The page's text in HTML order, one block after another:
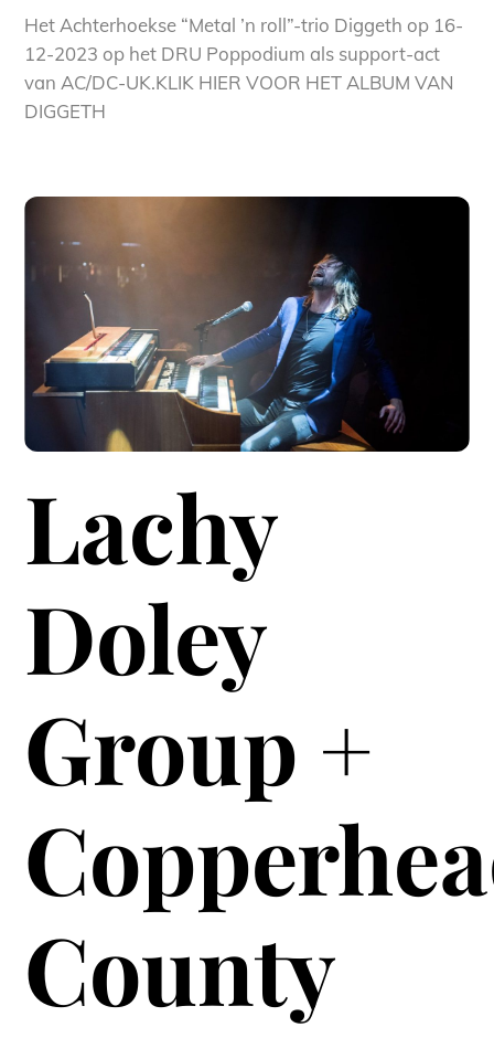
Het Achterhoekse “Metal ’n roll”-trio Diggeth op 16-
12-2023 op het DRU Poppodium als support-act
van AC/DC-UK.KLIK HIER VOOR HET ALBUM VAN
DIGGETH
Lachy
Doley
Group +
County